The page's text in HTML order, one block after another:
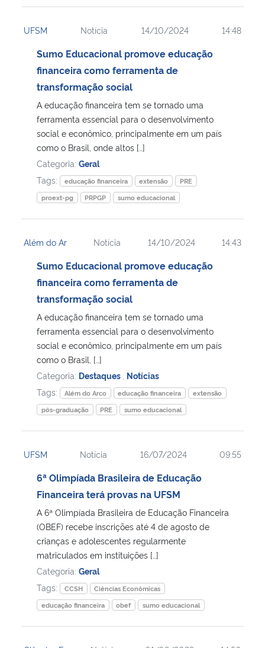
UFSM Notícia 14/10/2024 14:48
Sumo Educacional promove educação
financeira como ferramenta de
transformação social
A educação financeira tem se tornado uma
ferramenta essencial para o desenvolvimento
social e econômico, principalmente em um país
como o Brasil, onde altos […]
Categoria: Geral
Tags:
educação financeira extensão
PRE
proext-pg
PRPGP sumo educacional
Além do Ar Notícia 14/10/2024 14:43
Sumo Educacional promove educação
financeira como ferramenta de
transformação social
A educação financeira tem se tornado uma
ferramenta essencial para o desenvolvimento
social e econômico, principalmente em um país
como o Brasil, […]
Categoria: Destaques Notícias
Tags:
Além do Arco educação financeira
extensão
pós-graduação
PRE sumo educacional
UFSM Notícia 16/07/2024 09:55
6ª Olimpíada Brasileira de Educação
Financeira terá provas na UFSM
A 6ª Olimpíada Brasileira de Educação Financeira
(OBEF) recebe inscrições até 4 de agosto de
crianças e adolescentes regularmente
matriculados em instituições […]
Categoria: Geral
Tags:
CCSH
Ciências Econômicas
educação financeira
obef sumo educacional